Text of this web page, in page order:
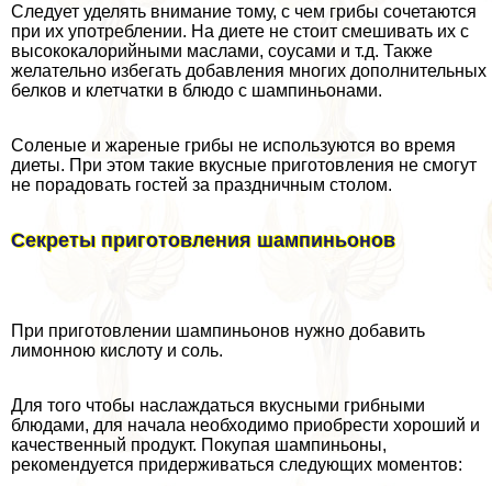
Следует уделять внимание тому, с чем грибы сочетаются
при их употрeблении. На диете не стоит смешивать их с
высококалорийными маслами, соусами и т.д. Также
желательно избегать добавления многих дополнительных
белков и клетчатки в блюдо с шампиньонами.
Соленые и жареные грибы не используются во время
диеты. При этом такие вкусные приготовления не смогут
не порадовать гостей за праздничным столом.
Секреты приготовления шампиньонов
При приготовлении шампиньонов нужно добавить
лимонною кислоту и соль.
Для того чтобы наслаждаться вкусными грибными
блюдами, для начала необходимо приобрести хороший и
качественный продукт. Покупая шампиньоны,
рекомендуется придерживаться следующих моментов: